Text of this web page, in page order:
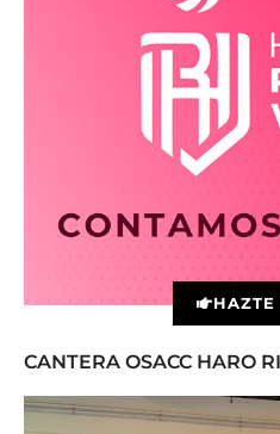
HAZTE
CANTERA OSACC HARO